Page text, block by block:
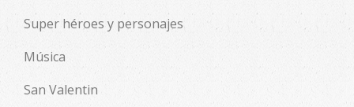
Super héroes y personajes
Música
San Valentin